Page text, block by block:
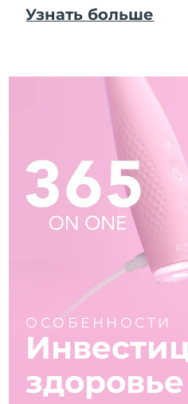
Узнать больше
ОСОБЕННОСТИ